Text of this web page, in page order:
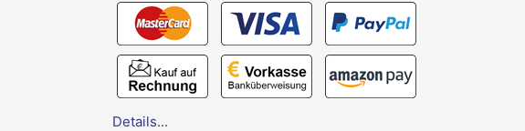
Details...